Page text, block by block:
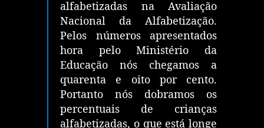
alfabetizadas na Avaliação
Nacional da Alfabetização.
Pelos números apresentados
hora pelo Ministério da
Educação nós chegamos a
quarenta e oito por cento.
Portanto nós dobramos os
percentuais de crianças
alfabetizadas, o que está longe